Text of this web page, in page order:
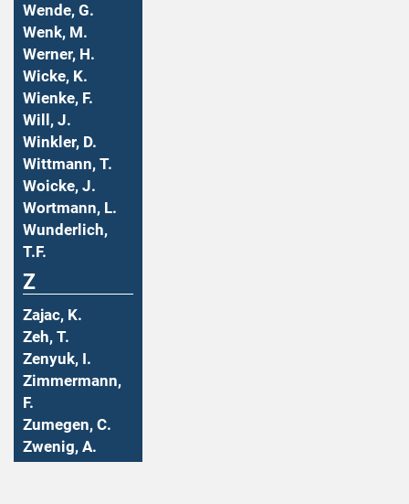
Wende, G.
Wenk, M.
Werner, H.
Wicke, K.
Wienke, F.
Will, J.
Winkler, D.
Wittmann, T.
Woicke, J.
Wortmann, L.
Wunderlich,
T.F.
Z
Zajac, K.
Zeh, T.
Zenyuk, I.
Zimmermann,
F.
Zumegen, C.
Zwenig, A.